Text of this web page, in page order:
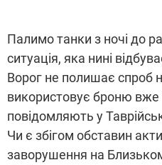
Палимо танки з ночі до
ситуація, яка нині
Ворог не полишає спроб
використовує броню вже
повідомляють у
Чи є збігом обставин
заворушення на